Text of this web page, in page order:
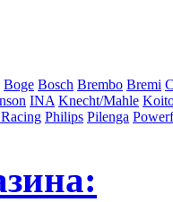
Boge Bosch Brembo Bremi
INA Knecht/Mahle
Philips Pilenga